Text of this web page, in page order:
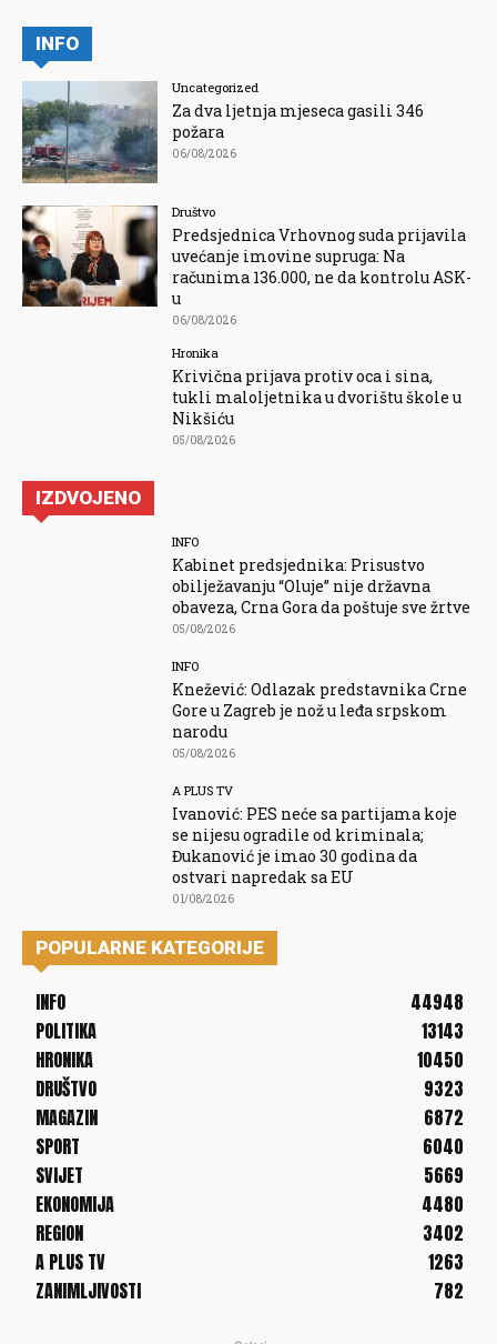
INFO
Uncategorized
Za dva ljetnja mjeseca gasili 346
požara
06/08/2026
Društvo
Predsjednica Vrhovnog suda prijavila
uvećanje imovine supruga: Na
računima 136.000, ne da kontrolu ASK-
u
06/08/2026
Hronika
Krivična prijava protiv oca i sina,
tukli maloljetnika u dvorištu škole u
Nikšiću
05/08/2026
IZDVOJENO
INFO
Kabinet predsjednika: Prisustvo
obilježavanju “Oluje” nije državna
obaveza, Crna Gora da poštuje sve žrtve
05/08/2026
INFO
Knežević: Odlazak predstavnika Crne
Gore u Zagreb je nož u leđa srpskom
narodu
05/08/2026
A PLUS TV
Ivanović: PES neće sa partijama koje
se nijesu ogradile od kriminala;
Đukanović je imao 30 godina da
ostvari napredak sa EU
01/08/2026
POPULARNE KATEGORIJE
INFO
44948
POLITIKA
13143
HRONIKA
10450
DRUŠTVO
9323
MAGAZIN
6872
SPORT
6040
SVIJET
5669
EKONOMIJA
4480
REGION
3402
A PLUS TV
1263
ZANIMLJIVOSTI
782